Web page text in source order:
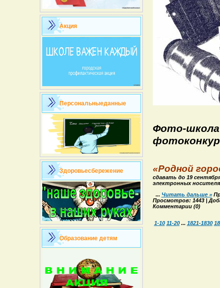
Акция
Персональныеданные
Здоровьесбережение
Образование детям
Фото-
«Родной
сдавать до 19
электронных
... Читать дальше »
Просмотров: 1443 |
Комментарии (0)
1-10 11-20 ... 1821-1830